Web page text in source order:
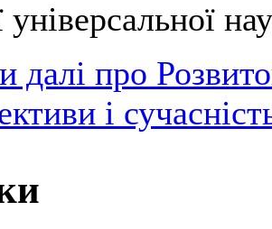
універсальної
далі про
і